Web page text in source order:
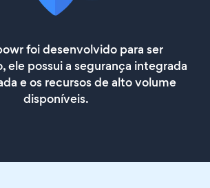
foi desenvolvido para ser
ele possui a segurança integrada
e os recursos de alto volume
disponíveis.